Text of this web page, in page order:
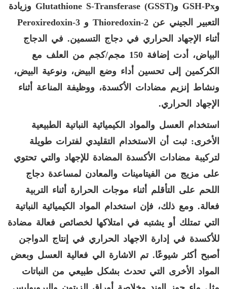
وGSH-Px وGlutathione S-Transferase (GSST) وزيادة
التعبير الجيني عن Thioredoxin-2 و Peroxiredoxin-3
أثناء الإجهاد الحراري في دجاج التسمين. في الدجاج
البياض، أدت إضافة 150 مجم/كجم من العلف مع
الكركمين إلى تحسين أداء وضع البيض، ونوعية البيض،
ونشاط إنزيم مضادات الأكسدة، ووظيفة المناعة أثناء
الإجهاد الحراري.
استخدام العسل والمواد الكيميائية النباتية الطبيعية
الأخرى: ثبت أن الاستخدام التقليدي لفترات طويلة
لتركيبة مضادات الأكسدة المضادة للإجهاد والتي تحتوي
على مزيج من الفيتامينات والمعادن لمساعدة دجاج
اللحم على التأقلم أثناء موجات الحرارة أثناء التربية
فعالة. ومع ذلك، فإن استخدام المواد الكيميائية النباتية
التي تمتلك أو يشتبه في امتلاكها لخصائص فعالة مضادة
للأكسدة في إدارة الاجهاد الحراري في إنتاج الدواجن
أصبح أكثر شيوعًا. تم الاشارة الي فعالية العسل وبعض
المواد الأخرى التي تحدث بشكل طبيعي من النباتات